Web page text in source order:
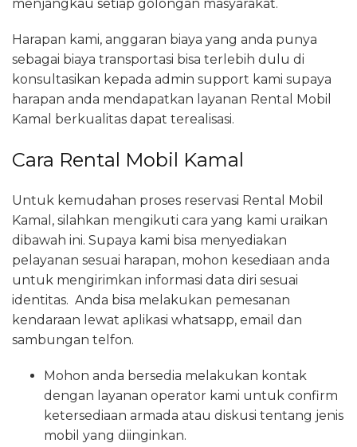
menjangkau setiap golongan masyarakat.
Harapan kami, anggaran biaya yang anda punya
sebagai biaya transportasi bisa terlebih dulu di
konsultasikan kepada admin support kami supaya
harapan anda mendapatkan layanan Rental Mobil
Kamal berkualitas dapat terealisasi.
Cara Rental Mobil Kamal
Untuk kemudahan proses reservasi Rental Mobil
Kamal, silahkan mengikuti cara yang kami uraikan
dibawah ini. Supaya kami bisa menyediakan
pelayanan sesuai harapan, mohon kesediaan anda
untuk mengirimkan informasi data diri sesuai
identitas. Anda bisa melakukan pemesanan
kendaraan lewat aplikasi whatsapp, email dan
sambungan telfon.
Mohon anda bersedia melakukan kontak
dengan layanan operator kami untuk confirm
ketersediaan armada atau diskusi tentang jenis
mobil yang diinginkan.